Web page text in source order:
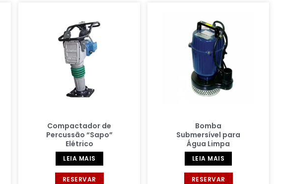
Compactador de
Percussão “Sapo”
Elétrico
LEIA MAIS
RESERVAR
Bomba
Submersível para
Água Limpa
LEIA MAIS
RESERVAR